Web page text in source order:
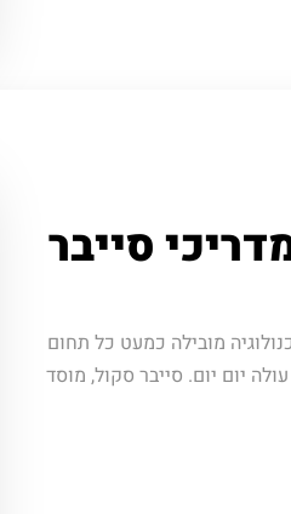
סייבר
מובילה כמעט כל תחום
יום יום. סייבר סקול, מוסד